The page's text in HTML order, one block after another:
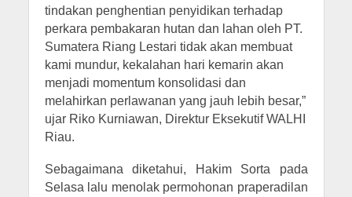
tindakan penghentian penyidikan terhadap
perkara pembakaran hutan dan lahan oleh PT.
Sumatera Riang Lestari tidak akan membuat
kami mundur, kekalahan hari kemarin akan
menjadi momentum konsolidasi dan
melahirkan perlawanan yang jauh lebih besar,”
ujar Riko Kurniawan, Direktur Eksekutif WALHI
Riau.
Sebagaimana diketahui, Hakim Sorta pada
Selasa lalu menolak permohonan praperadilan